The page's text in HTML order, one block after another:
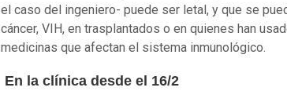
el caso del ingeniero- puede ser letal, y que se
cáncer, VIH, en trasplantados o en quienes han
medicinas que afectan el sistema inmunológico.
En la clínica desde el 16/2